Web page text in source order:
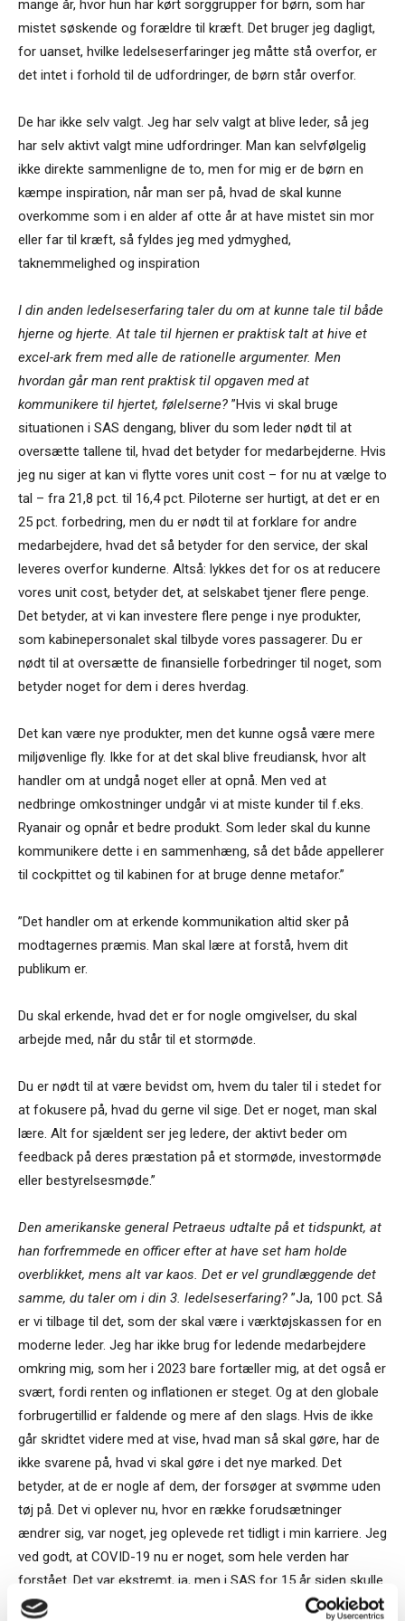
mange år, hvor hun har kørt sorggrupper for børn, som har
mistet søskende og forældre til kræft. Det bruger jeg dagligt,
for uanset, hvilke ledelseserfaringer jeg måtte stå overfor, er
det intet i forhold til de udfordringer, de børn står overfor.
De har ikke selv valgt. Jeg har selv valgt at blive leder, så jeg
har selv aktivt valgt mine udfordringer. Man kan selvfølgelig
ikke direkte sammenligne de to, men for mig er de børn en
kæmpe inspiration, når man ser på, hvad de skal kunne
overkomme som i en alder af otte år at have mistet sin mor
eller far til kræft, så fyldes jeg med ydmyghed,
taknemmelighed og inspiration
I din anden ledelseserfaring taler du om at kunne tale til både
hjerne og hjerte. At tale til hjernen er praktisk talt at hive et
excel-ark frem med alle de rationelle argumenter. Men
hvordan går man rent praktisk til opgaven med at
kommunikere til hjertet, følelserne? ”Hvis vi skal bruge
situationen i SAS dengang, bliver du som leder nødt til at
oversætte tallene til, hvad det betyder for medarbejderne. Hvis
jeg nu siger at kan vi flytte vores unit cost – for nu at vælge to
tal – fra 21,8 pct. til 16,4 pct. Piloterne ser hurtigt, at det er en
25 pct. forbedring, men du er nødt til at forklare for andre
medarbejdere, hvad det så betyder for den service, der skal
leveres overfor kunderne. Altså: lykkes det for os at reducere
vores unit cost, betyder det, at selskabet tjener flere penge.
Det betyder, at vi kan investere flere penge i nye produkter,
som kabinepersonalet skal tilbyde vores passagerer. Du er
nødt til at oversætte de finansielle forbedringer til noget, som
betyder noget for dem i deres hverdag.
Det kan være nye produkter, men det kunne også være mere
miljøvenlige fly. Ikke for at det skal blive freudiansk, hvor alt
handler om at undgå noget eller at opnå. Men ved at
nedbringe omkostninger undgår vi at miste kunder til f.eks.
Ryanair og opnår et bedre produkt. Som leder skal du kunne
kommunikere dette i en sammenhæng, så det både appellerer
til cockpittet og til kabinen for at bruge denne metafor.”
”Det handler om at erkende kommunikation altid sker på
modtagernes præmis. Man skal lære at forstå, hvem dit
publikum er.
Du skal erkende, hvad det er for nogle omgivelser, du skal
arbejde med, når du står til et stormøde.
Du er nødt til at være bevidst om, hvem du taler til i stedet for
at fokusere på, hvad du gerne vil sige. Det er noget, man skal
lære. Alt for sjældent ser jeg ledere, der aktivt beder om
feedback på deres præstation på et stormøde, investormøde
eller bestyrelsesmøde.”
Den amerikanske general Petraeus udtalte på et tidspunkt, at
han forfremmede en officer efter at have set ham holde
overblikket, mens alt var kaos. Det er vel grundlæggende det
samme, du taler om i din 3. ledelseserfaring? ”Ja, 100 pct. Så
er vi tilbage til det, som der skal være i værktøjskassen for en
moderne leder. Jeg har ikke brug for ledende medarbejdere
omkring mig, som her i 2023 bare fortæller mig, at det også er
svært, fordi renten og inflationen er steget. Og at den globale
forbrugertillid er faldende og mere af den slags. Hvis de ikke
går skridtet videre med at vise, hvad man så skal gøre, har de
ikke svarene på, hvad vi skal gøre i det nye marked. Det
betyder, at de er nogle af dem, der forsøger at svømme uden
tøj på. Det vi oplever nu, hvor en række forudsætninger
ændrer sig, var noget, jeg oplevede ret tidligt i min karriere. Jeg
ved godt, at COVID-19 nu er noget, som hele verden har
forstået. Det var ekstremt, ja, men i SAS for 15 år siden skulle
vi forholde os til faren for ebola. Lige pludselig var der en